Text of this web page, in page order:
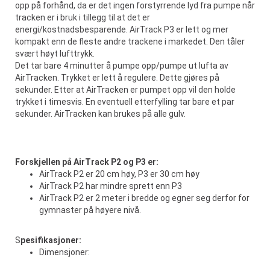
opp på forhånd, da er det ingen forstyrrende lyd fra pumpe når
tracken er i bruk i tillegg til at det er
energi/kostnadsbesparende. AirTrack P3 er lett og mer
kompakt enn de fleste andre trackene i markedet. Den tåler
svært høyt lufttrykk.
Det tar bare 4 minutter å pumpe opp/pumpe ut lufta av
AirTracken. Trykket er lett å regulere. Dette gjøres på
sekunder. Etter at AirTracken er pumpet opp vil den holde
trykket i timesvis. En eventuell etterfylling tar bare et par
sekunder. AirTracken kan brukes på alle gulv.
Forskjellen på AirTrack P2 og P3 er:
AirTrack P2 er 20 cm høy, P3 er 30 cm høy
AirTrack P2 har mindre sprett enn P3
AirTrack P2 er 2 meter i bredde og egner seg derfor for
gymnaster på høyere nivå.
Spesifikasjoner:
Dimensjoner: